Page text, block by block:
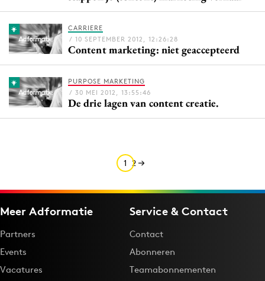
Martech
Media
Merkstrategie
PR
Programmatic
Purpose Marketing
Reputatie & crisis
CARRIERE
/ 10 SEPTEMBER 2012, 12:26:28
Content marketing: niet geaccepteerd
PURPOSE MARKETING
/ 30 MEI 2012, 13:55:46
De drie lagen van content creatie.
1 2
Meer Adformatie
Partners
Events
Vacatures
Service & Contact
Contact
Abonneren
Teamabonnementen